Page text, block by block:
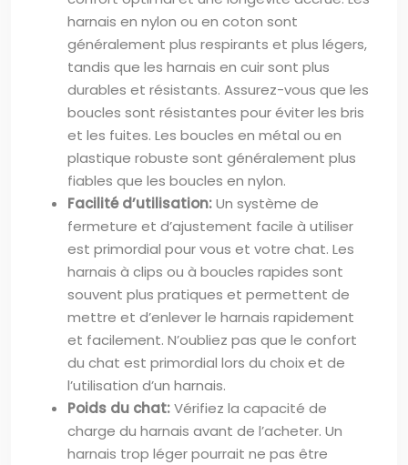
harnais en nylon ou en coton sont
généralement plus respirants et plus légers,
tandis que les harnais en cuir sont plus
durables et résistants. Assurez-vous que les
boucles sont résistantes pour éviter les bris
et les fuites. Les boucles en métal ou en
plastique robuste sont généralement plus
fiables que les boucles en nylon.
Facilité d’utilisation:Un système de
fermeture et d’ajustement facile à utiliser
est primordial pour vous et votre chat. Les
harnais à clips ou à boucles rapides sont
souvent plus pratiques et permettent de
mettre et d’enlever le harnais rapidement
et facilement. N’oubliez pas que le confort
du chat est primordial lors du choix et de
l’utilisation d’un harnais.
Poids du chat:Vérifiez la capacité de
charge du harnais avant de l’acheter. Un
harnais trop léger pourrait ne pas être